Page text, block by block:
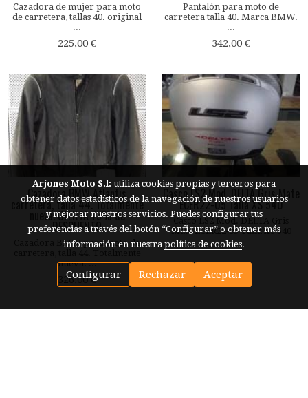
Cazadora de mujer para moto
de carretera, tallas 40. original
...
225,00 €
Pantalón para moto de
carretera talla 40. Marca BMW.
...
342,00 €
Cazadora BMW Atlantis
carretera, talla 44. Totalmente
nueva. OFERTA 75% de
DESCUENTO
Cazadora BMW para moto de
nueva. ...
326,00 €
Casco LS2 Mod. DELTA Gris Mate
ECER22-05 Talla XS 540
Casco LS2 Mod. DELTA Gris
Mate ECER22-05 Talla XS 540
93,00 €
Arjones Moto S.l: utiliza cookies propias y terceros para
obtener datos estadísticos de la navegación de nuestros usuarios
y mejorar nuestros servicios. Puedes configurar tus
preferencias a través del botón “Configurar” o obtener más
información en nuestra política de cookies.
Configurar Rechazar Aceptar